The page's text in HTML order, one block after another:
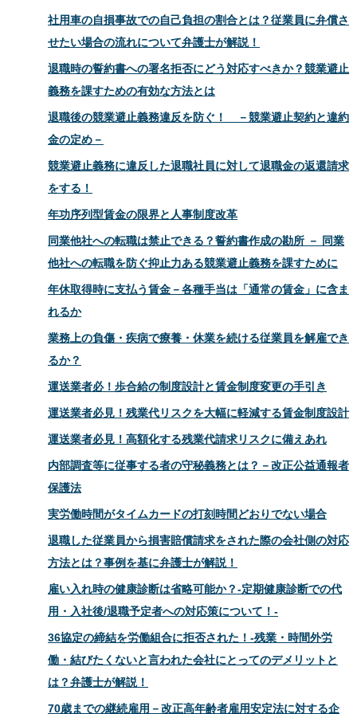
社用車の自損事故での自己負担の割合とは？従業員に弁償さ
せたい場合の流れについて弁護士が解説！
退職時の誓約書への署名拒否にどう対応すべきか？競業避止
義務を課すための有効な方法とは
退職後の競業避止義務違反を防ぐ！ －競業避止契約と違約
金の定め－
競業避止義務に違反した退職社員に対して退職金の返還請求
をする！
年功序列型賃金の限界と人事制度改革
同業他社への転職は禁止できる？誓約書作成の勘所 － 同業
他社への転職を防ぐ抑止力ある競業避止義務を課すために
年休取得時に支払う賃金－各種手当は「通常の賃金」に含ま
れるか
業務上の負傷・疾病で療養・休業を続ける従業員を解雇でき
るか？
運送業者必！歩合給の制度設計と賃金制度変更の手引き
運送業者必見！残業代リスクを大幅に軽減する賃金制度設計
運送業者必見！高額化する残業代請求リスクに備えあれ
内部調査等に従事する者の守秘義務とは？－改正公益通報者
保護法
実労働時間がタイムカードの打刻時間どおりでない場合
退職した従業員から損害賠償請求をされた際の会社側の対応
方法とは？事例を基に弁護士が解説！
雇い入れ時の健康診断は省略可能か？-定期健康診断での代
用・入社後/退職予定者への対応策について！-
36協定の締結を労働組合に拒否された！-残業・時間外労
働・結びたくないと言われた会社にとってのデメリットと
は？弁護士が解説！
70歳までの継続雇用－改正高年齢者雇用安定法に対する企